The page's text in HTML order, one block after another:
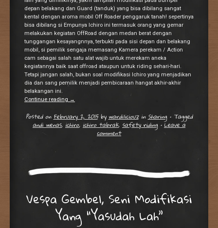
depan belakang dan Guard (tanduk) yang bisa dibilang sangat
kental dengan aroma mobil Off Roader penggaruk tanah! sepertinya
bisa dibilang si Empunya Ichiro ini termasuk orang yang gemar
melakukan kegiatan OffRoad dengan medan berat dengan
tunggangan kesayangnnya, terbukti pada sisi depan dan belakang
mobil, si pemilik sengaja memasang Kamera perekam / Action
cam sebagai salah satu alat wajib untuk merekam aneka
kegiatannya baik saat offroad ataupun untuk riding sehari-hari.
Tetapi jangan salah, bukan soal modifikasi Ichiro yang menjadikan
dia dan sang pemilik menjadi pembicaraan hangat akhir-akhir
belakangan ini.
Continue reading →
Posted on February 2, 2015by wardiliciouz in Sharing • Tagged
andi wenas, ichiro, ichiro tabrak, safety riding •Leave a
comment
Vespa Gembel, Seni Modifikasi
Yang “Yasudah Lah”